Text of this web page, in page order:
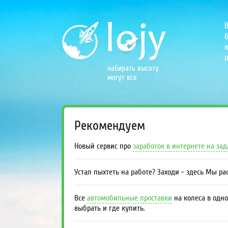
набирать высоту
могут все
Рекомендуем
Новый сервис про заработок в интернете на
Устал пыхтеть на работе? Заходи - здесь Мы
Все автомобильные проставки на колеса в
выбрать и где купить.